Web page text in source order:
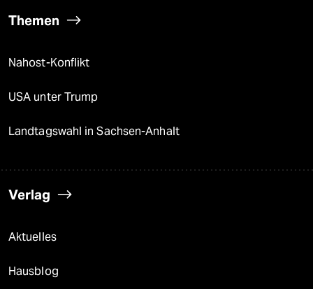
Themen
Nahost-Konflikt
USA unter Trump
Landtagswahl in Sachsen-Anhalt
Verlag
Aktuelles
Hausblog